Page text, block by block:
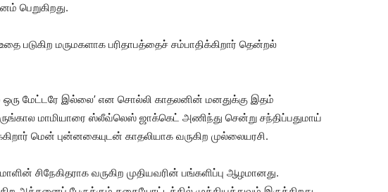
பெறுகிறது.
படுகிற மருமகளாக பரிதாபத்தைச் சம்பாதிக்கிறார் தென்றல்
மேட்டரே இல்லை’ என சொல்லி காதலனின் மனதுக்கு இதம்
மாமியாரை ஸ்லீவ்லெஸ் ஜாக்கெட் அணிந்து சென்று சந்திப்பதுமாய்
மென் புன்னகையுடன் காதலியாக வருகிற முல்லையரசி.
சிநேகிதராக வருகிற முதியவரின் பங்களிப்பு ஆழமானது.